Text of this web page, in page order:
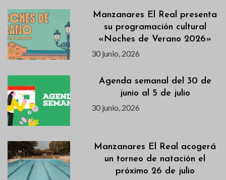
Manzanares El Real presenta
su programación cultural
«Noches de Verano 2026»
30 junio, 2026
Agenda semanal del 30 de
junio al 5 de julio
30 junio, 2026
Manzanares El Real acogerá
un torneo de natación el
próximo 26 de julio